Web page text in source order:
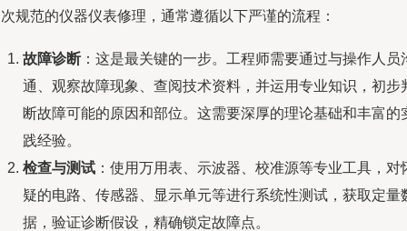
规范的仪器仪表修理，通常遵循以下严谨的流程：
故障诊断 ：这是最关键的一步。工程师需要通过与操作人员
通、观察故障现象、查阅技术资料，并运用专业知识，初步
断故障可能的原因和部位。这需要深厚的理论基础和丰富的
践经验。
检查与测试 ：使用万用表、示波器、校准源等专业工具，对
疑的电路、传感器、显示单元等进行系统性测试，获取定量
据，验证诊断假设，精确锁定故障点。